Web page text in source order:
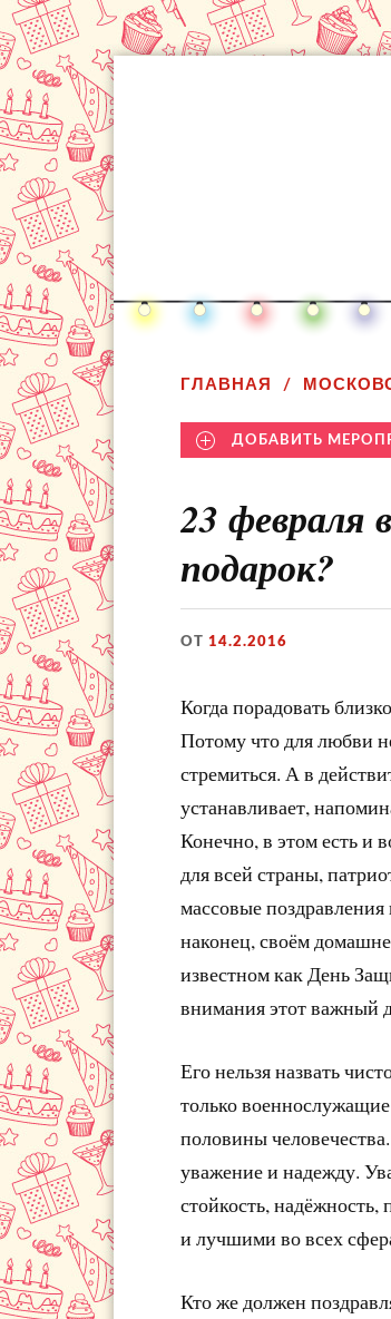
ГЛАВНАЯ
ДОБАВИТЬ
23 февраля
подарок?
ОТ 14.2.2016
Когда порадовать
Потому что для любви
стремиться. А в
устанавливает,
Конечно, в этом есть и
для всей страны,
массовые
наконец, своём
известном как День
внимания этот важный
Его нельзя назвать
только
половины
уважение и надежду.
стойкость,
и лучшими во всех
Кто же должен